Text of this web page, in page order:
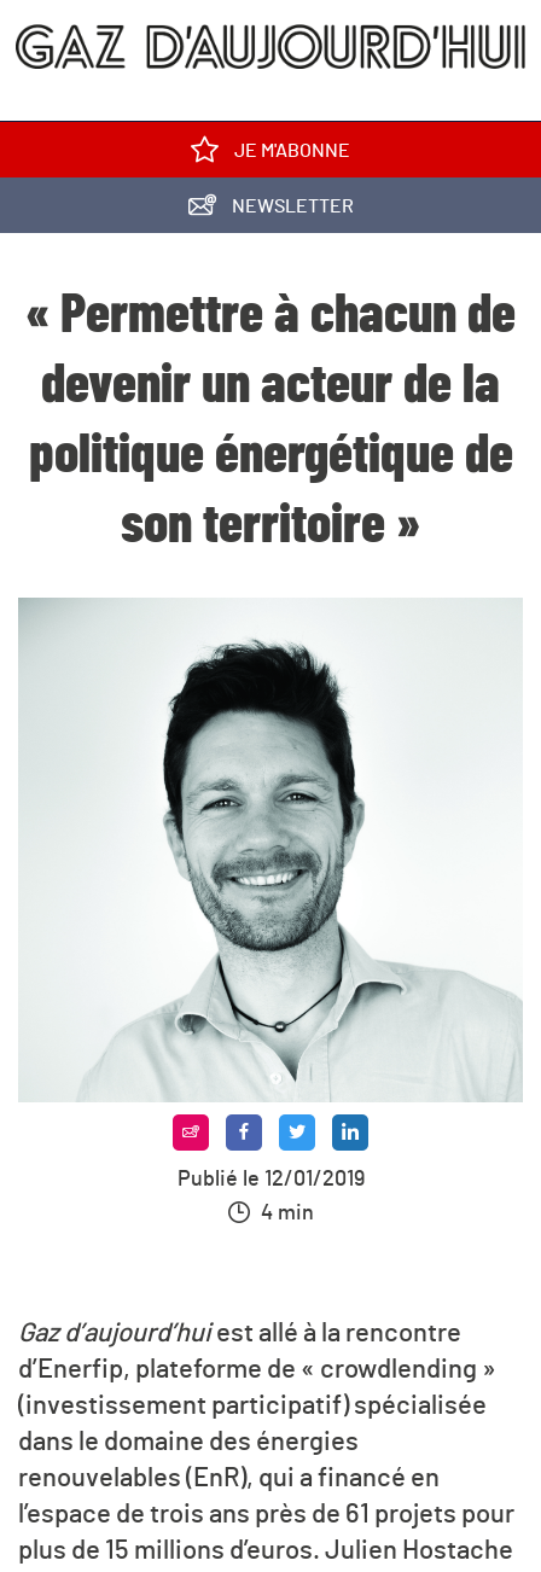
JE M'ABONNE
NEWSLETTER
« Permettre à chacun de
devenir un acteur de la
politique énergétique de
son territoire »
Publié le 12/01/2019
4 min
Gaz d’aujourd’huiest allé à la rencontre
d’Enerfip, plateforme de « crowdlending »
(investissement participatif) spécialisée
dans le domaine des énergies
renouvelables (EnR), qui a financé en
l’espace de trois ans près de 61 projets pour
plus de 15 millions d’euros. Julien Hostache